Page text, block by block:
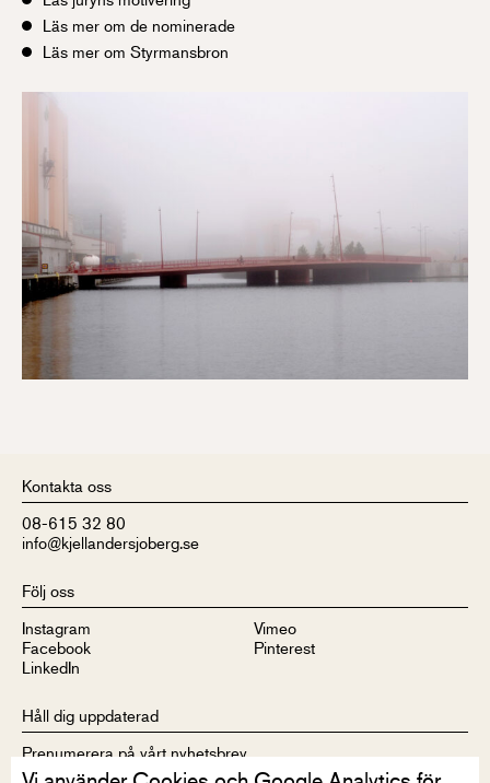
Läs mer om de nominerade
Läs mer om Styrmansbron
Kontakta oss
08-615 32 80
info@kjellandersjoberg.se
Följ oss
Instagram
Facebook
LinkedIn
Vimeo
Pinterest
Håll dig uppdaterad
Prenumerera på vårt nyhetsbrev